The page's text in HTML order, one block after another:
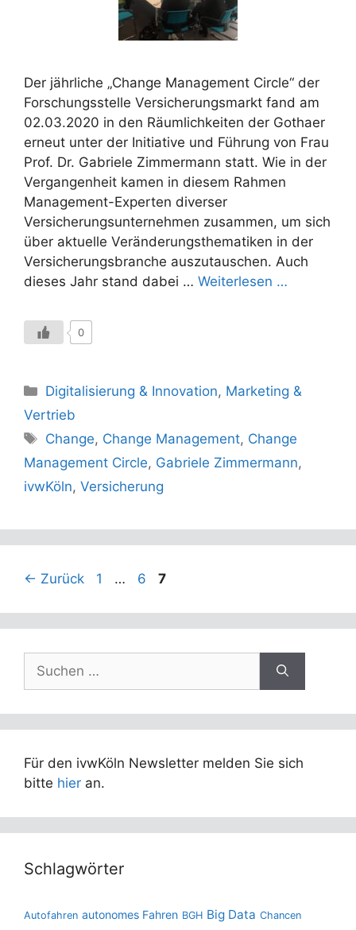
Der jährliche „Change Management Circle“ der
Forschungsstelle Versicherungsmarkt fand am
02.03.2020 in den Räumlichkeiten der Gothaer
erneut unter der Initiative und Führung von Frau
Prof. Dr. Gabriele Zimmermann statt. Wie in der
Vergangenheit kamen in diesem Rahmen
Management-Experten diverser
Versicherungsunternehmen zusammen, um sich
über aktuelle Veränderungsthematiken in der
Versicherungsbranche auszutauschen. Auch
dieses Jahr stand dabei … Weiterlesen …
0
Kategorien
Digitalisierung & Innovation, Marketing &
Vertrieb
Schlagwörter
Change, Change Management, Change
Management Circle, Gabriele Zimmermann,
ivwKöln, Versicherung
← Zurück Seite
1 … Seite
6 Seite
7
Suchen
nach:
Für den ivwKöln Newsletter melden Sie sich
bitte hier an.
Schlagwörter
Autofahren autonomes Fahren BGH Big Data Chancen